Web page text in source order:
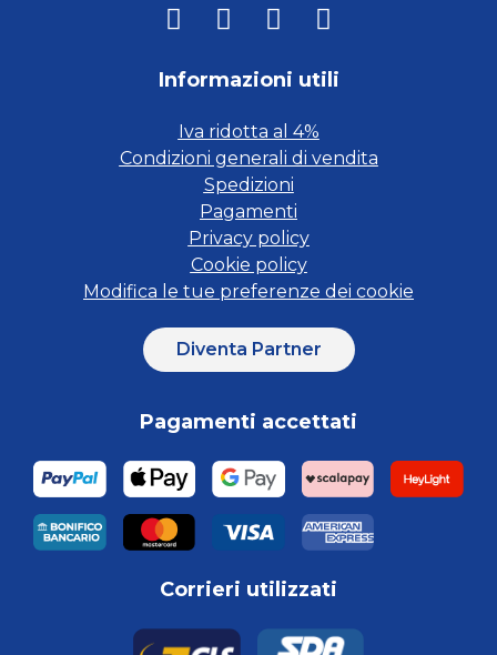
Informazioni utili
Iva ridotta al 4%
Condizioni generali di vendita
Spedizioni
Pagamenti
Privacy policy
Cookie policy
Modifica le tue preferenze dei cookie
Diventa Partner
Pagamenti accettati
Corrieri utilizzati